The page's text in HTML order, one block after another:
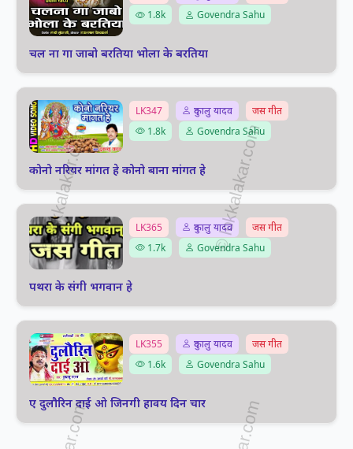
1.8k
Govendra Sahu
चल ना गा जाबो बरतिया भोला के बरतिया
LK347 दुकालु यादव
जस गीत
1.8k
Govendra Sahu
कोनो नरियर मांगत हे कोनो बाना मांगत हे
LK365 दुकालु यादव
जस गीत
1.7k
Govendra Sahu
पथरा के संगी भगवान हे
LK355 दुकालु यादव
जस गीत
1.6k
Govendra Sahu
ए दुलौरिन दाई ओ जिनगी हावय दिन चार